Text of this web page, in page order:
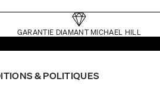
GARANTIE DIAMANT MICHAEL HILL
& POLITIQUES